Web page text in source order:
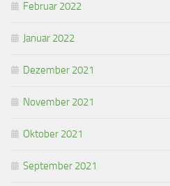
Februar 2022
Januar 2022
Dezember 2021
November 2021
Oktober 2021
September 2021